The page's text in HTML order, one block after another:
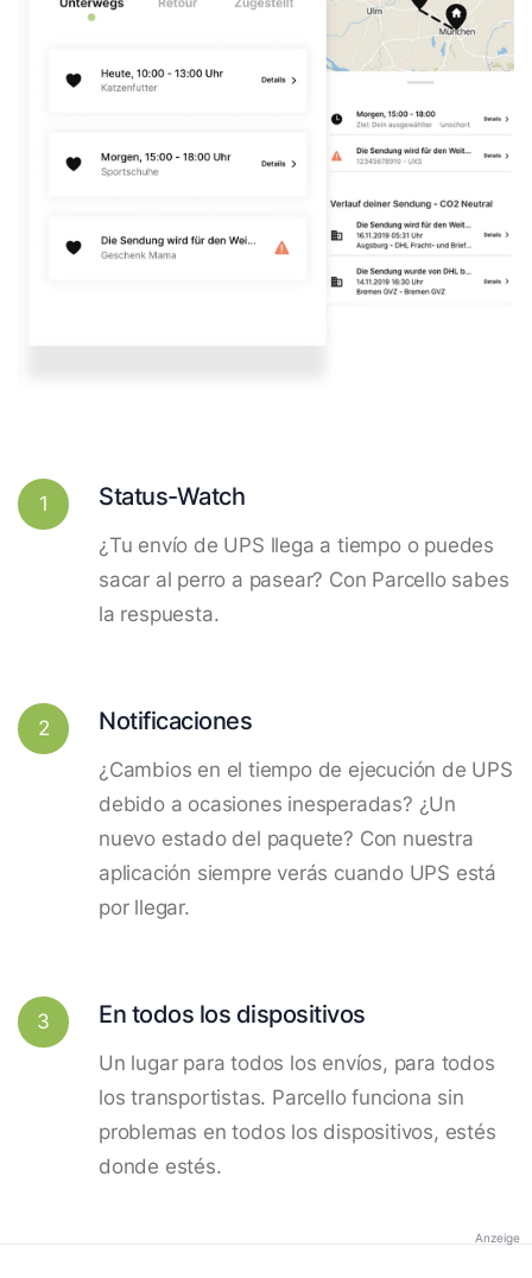
1 Status-Watch
¿Tu envío de UPS llega a tiempo o puedes
sacar al perro a pasear? Con Parcello sabes
la respuesta.
2 Notificaciones
¿Cambios en el tiempo de ejecución de UPS
debido a ocasiones inesperadas? ¿Un
nuevo estado del paquete? Con nuestra
aplicación siempre verás cuando UPS está
por llegar.
3 En todos los dispositivos
Un lugar para todos los envíos, para todos
los transportistas. Parcello funciona sin
problemas en todos los dispositivos, estés
donde estés.
Anzeige